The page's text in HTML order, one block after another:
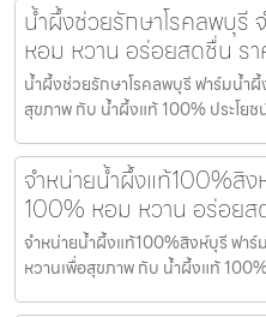
น้ำผึ้งช่วยรักษาโรคลพบุรี
หอม หวาน อร่อยสดชื่น ร
น้ำผึ้งช่วยรักษาโรคลพบุรี ฟาร์มน้ำ
สุขภาพ กับ น้ำผึ้งแท้ 100% ประโย
จำหน่ายน้ำผึ้งแท้100%สิ
100% หอม หวาน อร่อยส
จำหน่ายน้ำผึ้งแท้100%สิงห์บุรี ฟา
หวานเพื่อสุขภาพ กับ น้ำผึ้งแท้